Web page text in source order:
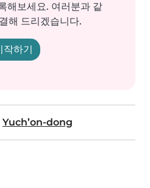
해보세요. 여러분과 같
해 드리겠습니다.
작하기
Yuch’on-dong